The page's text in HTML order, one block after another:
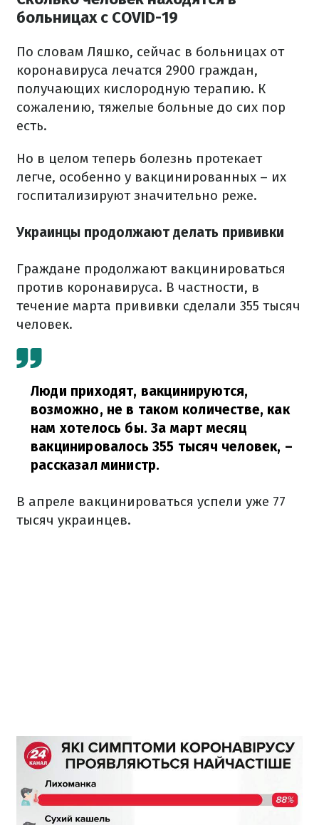
больницах с COVID-19
По словам Ляшко, сейчас в больницах от
коронавируса лечатся 2900 граждан,
получающих кислородную терапию. К
сожалению, тяжелые больные до сих пор
есть.
Но в целом теперь болезнь протекает
легче, особенно у вакцинированных – их
госпитализируют значительно реже.
Украинцы продолжают делать прививки
Граждане продолжают вакцинироваться
против коронавируса. В частности, в
течение марта прививки сделали 355 тысяч
человек.
Люди приходят, вакцинируются,
возможно, не в таком количестве, как
нам хотелось бы. За март месяц
вакцинировалось 355 тысяч человек, –
рассказал министр.
В апреле вакцинироваться успели уже 77
тысяч украинцев.